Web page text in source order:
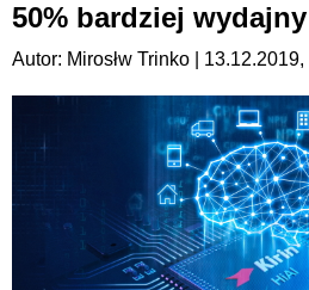
50% bardziej
Autor: Mirosłw Trinko | 13.12.2019,